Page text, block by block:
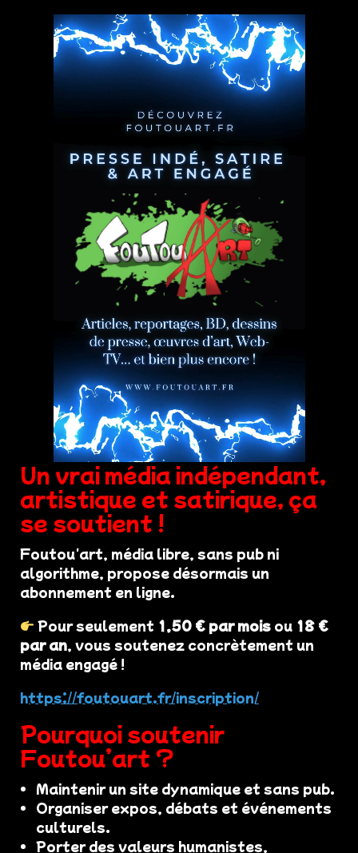
Un vrai média indépendant,
artistique et satirique, ça
se soutient !
Foutou'art, média libre, sans pub ni
algorithme, propose désormais un
abonnement en ligne.
Pour seulement 1,50 € par mois ou 18 €
par an, vous soutenez concrètement un
média engagé !
https://foutouart.fr/inscription/
Pourquoi soutenir
Foutou’art ?
Maintenir un site dynamique et sans pub.
Organiser expos, débats et événements
culturels.
Porter des valeurs humanistes,